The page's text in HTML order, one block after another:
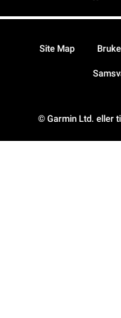
© Garmin Ltd. eller
Site Map